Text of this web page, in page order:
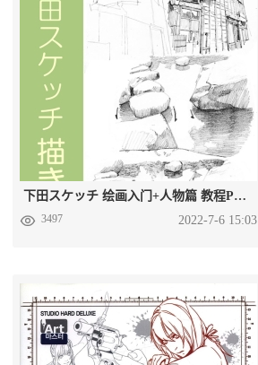
下田スケッチ 绘画入门+人物篇 教程PDF格式 百度网盘下载
3497 2022-7-6 15:03